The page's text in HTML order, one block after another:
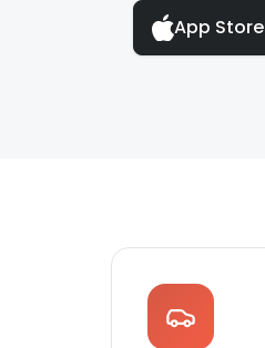
App Store